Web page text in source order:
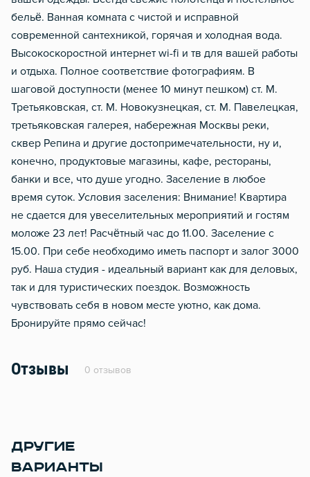
бельё. Ванная комната с чистой и исправной
современной сантехникой, горячая и холодная вода.
Высокоскоростной интернет wi-fi и тв для вашей работы
и отдыха. Полное соответствие фотографиям. В
шаговой доступности (менее 10 минут пешком) ст. М.
Третьяковская, ст. М. Новокузнецкая, ст. М. Павелецкая,
третьяковская галерея, набережная Москвы реки,
сквер Репина и другие достопримечательности, ну и,
конечно, продуктовые магазины, кафе, рестораны,
банки и все, что душе угодно. Заселение в любое
время суток. Условия заселения: Внимание! Квартира
не сдается для увеселительных мероприятий и гостям
моложе 23 лет! Расчётный час до 11.00. Заселение с
15.00. При себе необходимо иметь паспорт и залог 3000
руб. Наша студия - идеальный вариант как для деловых,
так и для туристических поездок. Возможность
чувствовать себя в новом месте уютно, как дома.
Бронируйте прямо сейчас!
Отзывы 0 отзывов
ДРУГИЕ
ВАРИАНТЫ